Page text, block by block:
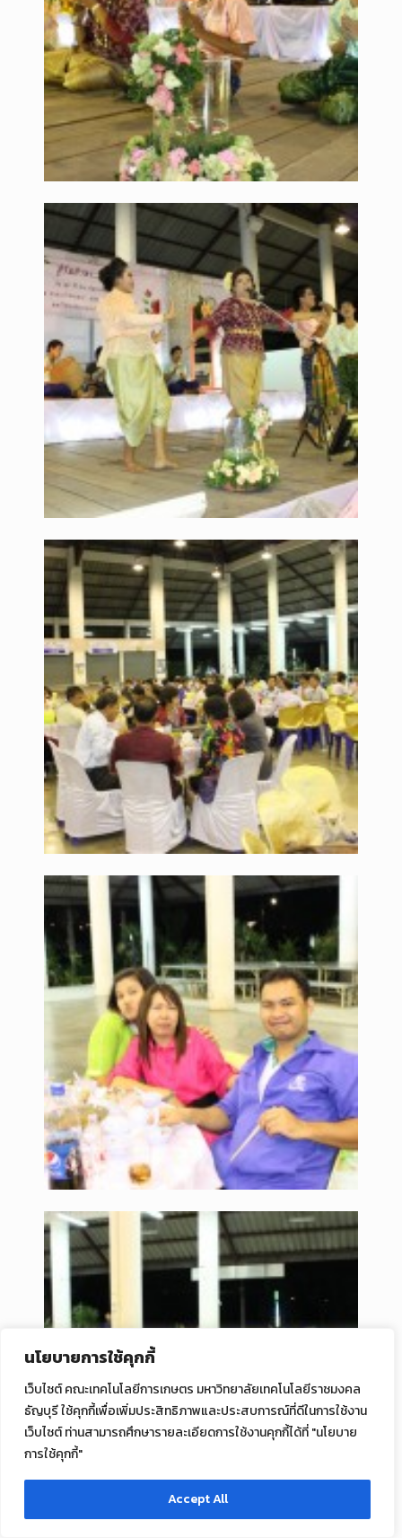
นโยบายการใช้คุกกี้
เว็บไซต์ คณะเทคโนโลยีการเกษตร มหาวิทยาลัยเทคโนโลยีราชมงคล
ธัญบุรี ใช้คุกกี้เพื่อเพิ่มประสิทธิภาพและประสบการณ์ที่ดีในการใช้งาน
เว็บไซต์ ท่านสามารถศึกษารายละเอียดการใช้งานคุกกี้ได้ที่ "นโยบาย
การใช้คุกกี้"
Accept All